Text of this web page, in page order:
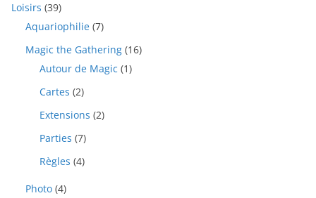
Loisirs (39)
Aquariophilie (7)
Magic the Gathering (16)
Autour de Magic (1)
Cartes (2)
Extensions (2)
Parties (7)
Règles (4)
Photo (4)